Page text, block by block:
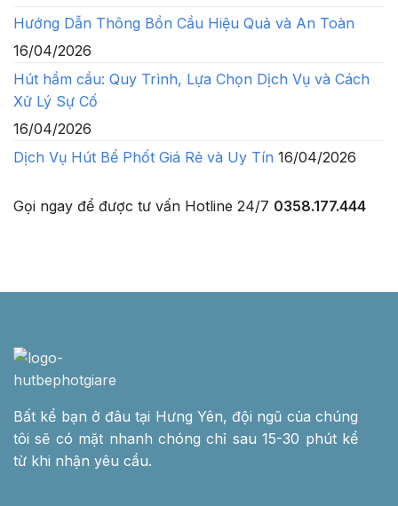
Hướng Dẫn Thông Bồn Cầu Hiệu Quả và An Toàn
16/04/2026
Hút hầm cầu: Quy Trình, Lựa Chọn Dịch Vụ và Cách
Xử Lý Sự Cố
16/04/2026
Dịch Vụ Hút Bể Phốt Giá Rẻ và Uy Tín 16/04/2026
Gọi ngay để được tư vấn Hotline 24/7 0358.177.444
Bất kể bạn ở đâu tại Hưng Yên, đội ngũ của chúng
tôi sẽ có mặt nhanh chóng chỉ sau 15-30 phút kể
từ khi nhận yêu cầu.